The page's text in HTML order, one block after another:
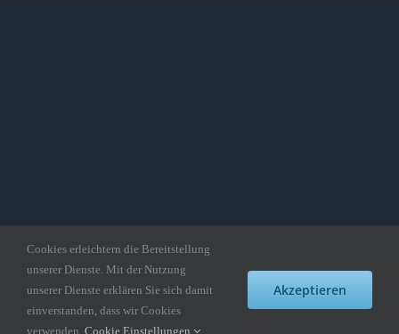
Copyright gedankepuzzle.de
Cookies erleichtern die Bereitstellung
unserer Dienste. Mit der Nutzung
unserer Dienste erklären Sie sich damit
einverstanden, dass wir Cookies
verwenden. Cookie Einstellungen
Akzeptieren